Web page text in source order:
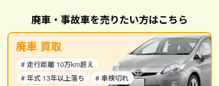
廃車・事故車を売りたい方はこちら
廃車 買取
# 走行距離 10万km超え
# 年式 13年以上落ち
# 車検切れ